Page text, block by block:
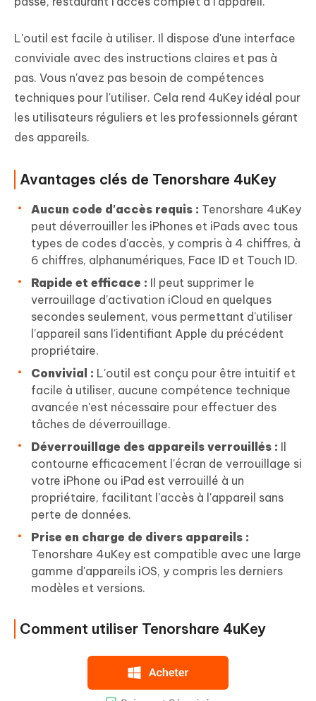
L'outil est facile à utiliser. Il dispose d'une interface
conviviale avec des instructions claires et pas à
pas. Vous n'avez pas besoin de compétences
techniques pour l'utiliser. Cela rend 4uKey idéal pour
les utilisateurs réguliers et les professionnels gérant
des appareils.
Avantages clés de Tenorshare 4uKey
Aucun code d'accès requis : Tenorshare 4uKey
peut déverrouiller les iPhones et iPads avec tous
types de codes d'accès, y compris à 4 chiffres, à
6 chiffres, alphanumériques, Face ID et Touch ID.
Rapide et efficace : Il peut supprimer le
verrouillage d'activation iCloud en quelques
secondes seulement, vous permettant d'utiliser
l'appareil sans l'identifiant Apple du précédent
propriétaire.
Convivial : L'outil est conçu pour être intuitif et
facile à utiliser, aucune compétence technique
avancée n'est nécessaire pour effectuer des
tâches de déverrouillage.
Déverrouillage des appareils verrouillés : Il
contourne efficacement l'écran de verrouillage si
votre iPhone ou iPad est verrouillé à un
propriétaire, facilitant l'accès à l'appareil sans
perte de données.
Prise en charge de divers appareils :
Tenorshare 4uKey est compatible avec une large
gamme d'appareils iOS, y compris les derniers
modèles et versions.
Comment utiliser Tenorshare 4uKey